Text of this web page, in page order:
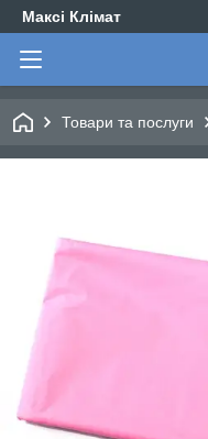
Максі Клімат
Товари та послуги